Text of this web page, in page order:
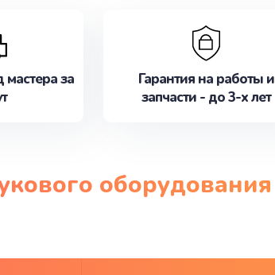
за
Гарантия на работы и
запчасти - до 3-х лет
оборудования